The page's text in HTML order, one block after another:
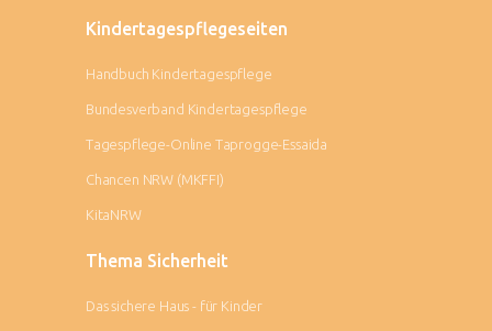
Kindertagespflegeseiten
Handbuch Kindertagespflege
Bundesverband Kindertagespflege
Tagespflege-Online Taprogge-Essaida
Chancen NRW (MKFFI)
KitaNRW
Thema Sicherheit
Das sichere Haus - für Kinder